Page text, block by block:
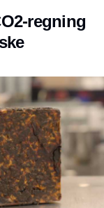
regning